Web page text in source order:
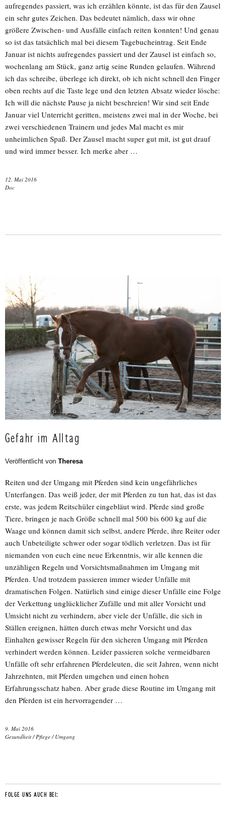
aufregendes passiert, was ich erzählen könnte, ist das für den Zausel
ein sehr gutes Zeichen. Das bedeutet nämlich, dass wir ohne
größere Zwischen- und Ausfälle einfach reiten konnten! Und genau
so ist das tatsächlich mal bei diesem Tagebucheintrag. Seit Ende
Januar ist nichts aufregendes passiert und der Zausel ist einfach so,
wochenlang am Stück, ganz artig seine Runden gelaufen. Während
ich das schreibe, überlege ich direkt, ob ich nicht schnell den Finger
oben rechts auf die Taste lege und den letzten Absatz wieder lösche:
Ich will die nächste Pause ja nicht beschreien! Wir sind seit Ende
Januar viel Unterricht geritten, meistens zwei mal in der Woche, bei
zwei verschiedenen Trainern und jedes Mal macht es mir
unheimlichen Spaß. Der Zausel macht super gut mit, ist gut drauf
und wird immer besser. Ich merke aber …
12. Mai 2016
Doc
Gefahr im Alltag
Veröffentlicht von Theresa
Reiten und der Umgang mit Pferden sind kein ungefährliches
Unterfangen. Das weiß jeder, der mit Pferden zu tun hat, das ist das
erste, was jedem Reitschüler eingebläut wird. Pferde sind große
Tiere, bringen je nach Größe schnell mal 500 bis 600 kg auf die
Waage und können damit sich selbst, andere Pferde, ihre Reiter oder
auch Unbeteiligte schwer oder sogar tödlich verletzen. Das ist für
niemanden von euch eine neue Erkenntnis, wir alle kennen die
unzähligen Regeln und Vorsichtsmaßnahmen im Umgang mit
Pferden. Und trotzdem passieren immer wieder Unfälle mit
dramatischen Folgen. Natürlich sind einige dieser Unfälle eine Folge
der Verkettung unglücklicher Zufälle und mit aller Vorsicht und
Umsicht nicht zu verhindern, aber viele der Unfälle, die sich in
Ställen ereignen, hätten durch etwas mehr Vorsicht und das
Einhalten gewisser Regeln für den sicheren Umgang mit Pferden
verhindert werden können. Leider passieren solche vermeidbaren
Unfälle oft sehr erfahrenen Pferdeleuten, die seit Jahren, wenn nicht
Jahrzehnten, mit Pferden umgehen und einen hohen
Erfahrungsschatz haben. Aber grade diese Routine im Umgang mit
den Pferden ist ein hervorragender …
9. Mai 2016
Gesundheit / Pflege / Umgang
FOLGE UNS AUCH BEI: